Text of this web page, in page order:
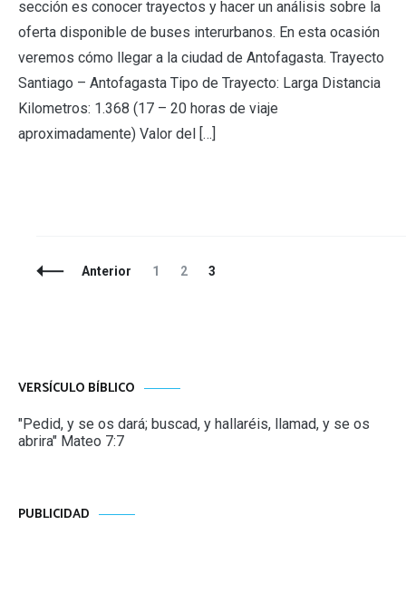
sección es conocer trayectos y hacer un análisis sobre la
oferta disponible de buses interurbanos. En esta ocasión
veremos cómo llegar a la ciudad de Antofagasta. Trayecto
Santiago – Antofagasta Tipo de Trayecto: Larga Distancia
Kilometros: 1.368 (17 – 20 horas de viaje
aproximadamente) Valor del […]
NavegaciónAnterior Página
1 Página
2 Página
3
VERSÍCULO BÍBLICO
"Pedid, y se os dará; buscad, y hallaréis, llamad, y se os
abrira" Mateo 7:7
PUBLICIDAD